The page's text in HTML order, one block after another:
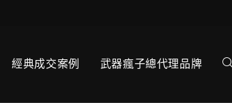
經典成交案例 武器瘋子總代理品牌